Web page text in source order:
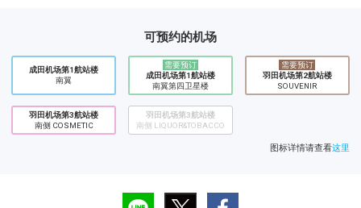
可预约的机场
成田机场第1航站楼
南翼
需要预订
成田机场第1航站楼
南翼第四卫星楼
需要预订
​羽田机场第2航站楼
SOUVENIR
羽田机场第3航站楼
南侧 COSMETIC
羽田机场第3航站楼
南侧 LIQUOR&TOBACCO
图标详情请查看这里